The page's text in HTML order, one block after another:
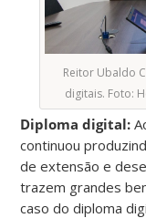
Reitor Ubaldo
digitais. Foto:
Diploma digital:
continuou
de extensão e
trazem grandes
caso do diploma